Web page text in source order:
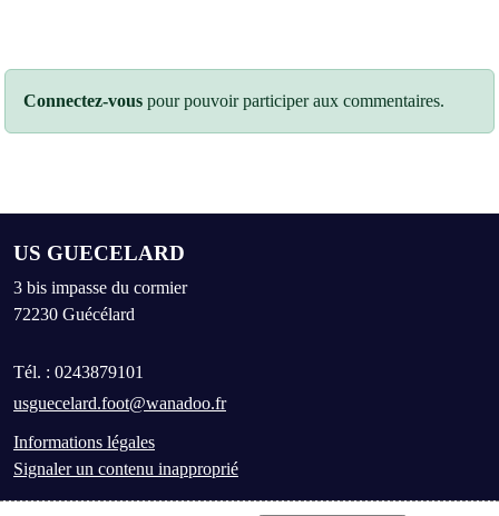
Connectez-vous pour pouvoir participer aux commentaires.
US GUECELARD
3 bis impasse du cormier
72230 Guécélard
Tél. : 0243879101
usguecelard.foot@wanadoo.fr
Informations légales
Signaler un contenu inapproprié